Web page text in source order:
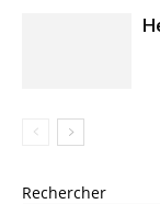
Rechercher